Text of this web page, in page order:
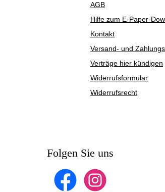
AGB
Hilfe zum E-Paper-
Kontakt
Versand- und
Verträge hier kündigen
Widerrufsformular
Widerrufsrecht
Folgen Sie uns
Facebook Instagram